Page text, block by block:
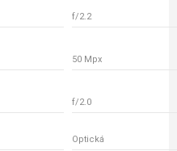
f/2.2
50 Mpx
f/2.0
Optická